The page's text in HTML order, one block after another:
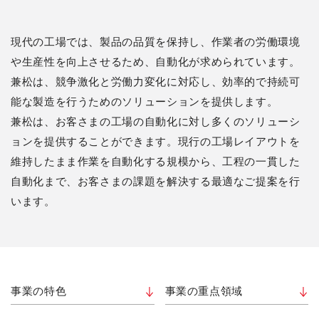
現代の工場では、製品の品質を保持し、作業者の労働環境
や生産性を向上させるため、自動化が求められています。
兼松は、競争激化と労働力変化に対応し、効率的で持続可
能な製造を行うためのソリューションを提供します。
兼松は、お客さまの工場の自動化に対し多くのソリューシ
ョンを提供することができます。現行の工場レイアウトを
維持したまま作業を自動化する規模から、工程の一貫した
自動化まで、お客さまの課題を解決する最適なご提案を行
います。
事業の特色 事業の重点領域